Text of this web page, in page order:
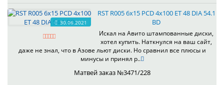
30.06.2021
RST R005 6x15 PCD 4x100 ET 48 DIA 54.1
BD
Искал на Авито штампованные диски,
хотел купить. Наткнулся на ваш сайт,
даже не знал, что в Азове льют диски. Но сравнил все плюсы и
минусы и принял р..
Матвей заказ №3471/228